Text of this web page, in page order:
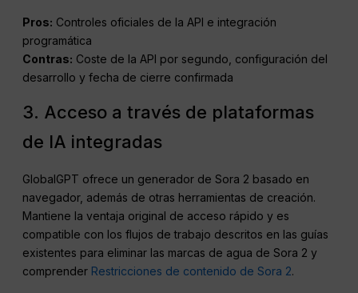
Pros: Controles oficiales de la API e integración
programática
Contras: Coste de la API por segundo, configuración del
desarrollo y fecha de cierre confirmada
3. Acceso a través de plataformas
de IA integradas
GlobalGPT ofrece un generador de Sora 2 basado en
navegador, además de otras herramientas de creación.
Mantiene la ventaja original de acceso rápido y es
compatible con los flujos de trabajo descritos en las guías
existentes para eliminar las marcas de agua de Sora 2 y
comprender Restricciones de contenido de Sora 2.